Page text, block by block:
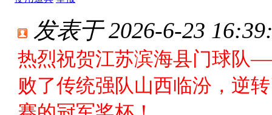
发表于 2026-6-23
热烈祝贺江苏滨海县门球队
败了传统强队山西临汾，逆